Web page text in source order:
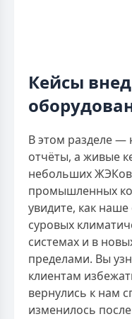
Кейсы
В этом разделе —
отчёты, а живые
небольших ЖЭКов
промышленных
увидите, как
суровых
системах и в
пределами. Вы
клиентам
вернулись к нам
изменилось